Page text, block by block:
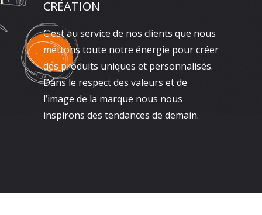
CRÉATION
C’est au service de nos clients que nous
mettons toute notre énergie pour créer
des produits uniques et personnalisés.
Dans le respect des valeurs et de
l’image de la marque nous nous
inspirons des tendances de demain.